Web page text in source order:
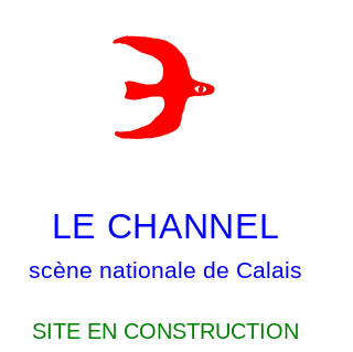
LE CHANNEL
scène nationale de Calais
SITE EN CONSTRUCTION